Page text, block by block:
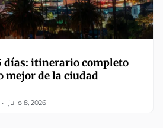
días: itinerario completo
mejor de la ciudad
julio 8, 2026